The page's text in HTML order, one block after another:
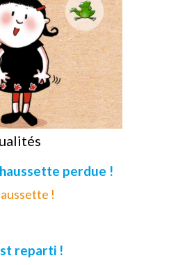
perdue !
!
reparti !